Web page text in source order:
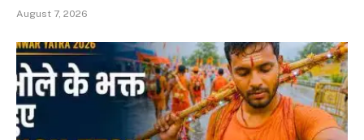
August 7, 2026